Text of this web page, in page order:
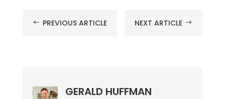
# PREVIOUS ARTICLE NEXT ARTICLE $
GERALD HUFFMAN